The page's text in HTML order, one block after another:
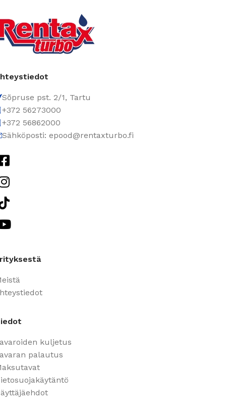
Sõpruse pst. 2/1, Tartu
+372 56273000
+372 56862000
Sähköposti: epood@rentaxturbo.fi
kuljetus
palautus